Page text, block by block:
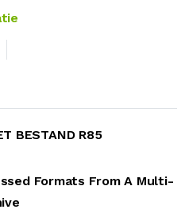
BESTAND R85
Formats From A Multi-